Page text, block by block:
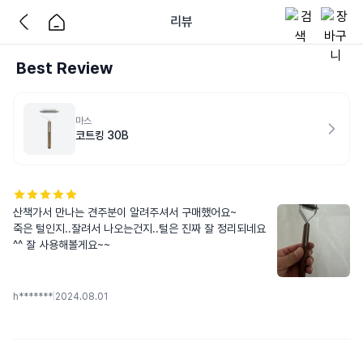
리뷰
Best Review
마스
코트킹 30B
산책가서 만나는 견주분이 알려주셔서 구매했어요~
죽은 털인지..잘려서 나오는건지..털은 진짜 잘 정리되네요
^^ 잘 사용해볼게요~~
h******* 2024.08.01